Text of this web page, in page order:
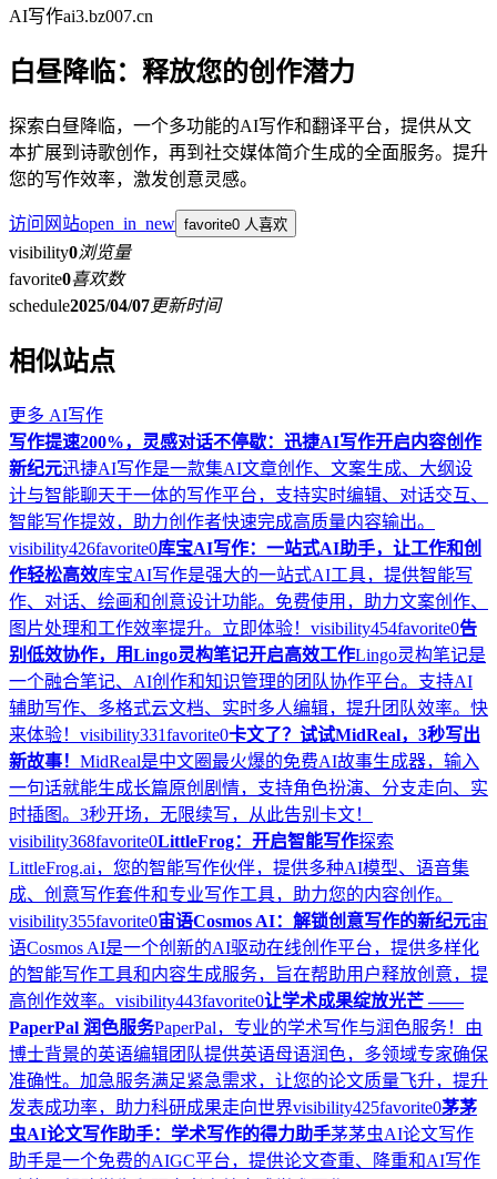
AI写作ai3.bz007.cn
白昼降临：释放您的创作潜力
探索白昼降临，一个多功能的AI写作和翻译平台，提供从文
本扩展到诗歌创作，再到社交媒体简介生成的全面服务。提升
您的写作效率，激发创意灵感。
访问网站open_in_new favorite0 人喜欢
visibility0浏览量
favorite0喜欢数
schedule2025/04/07更新时间
相似站点
更多 AI写作
写作提速200%，灵感对话不停歇：迅捷AI写作开启内容创作
新纪元迅捷AI写作是一款集AI文章创作、文案生成、大纲设
计与智能聊天于一体的写作平台，支持实时编辑、对话交互、
智能写作提效，助力创作者快速完成高质量内容输出。
visibility426favorite0库宝AI写作：一站式AI助手，让工作和创
作轻松高效库宝AI写作是强大的一站式AI工具，提供智能写
作、对话、绘画和创意设计功能。免费使用，助力文案创作、
图片处理和工作效率提升。立即体验！ visibility454favorite0告
别低效协作，用Lingo灵构笔记开启高效工作Lingo灵构笔记是
一个融合笔记、AI创作和知识管理的团队协作平台。支持AI
辅助写作、多格式云文档、实时多人编辑，提升团队效率。快
来体验！ visibility331favorite0卡文了？试试MidReal，3秒写出
新故事！ MidReal是中文圈最火爆的免费AI故事生成器，输入
一句话就能生成长篇原创剧情，支持角色扮演、分支走向、实
时插图。3秒开场，无限续写，从此告别卡文！
visibility368favorite0LittleFrog：开启智能写作探索
LittleFrog.ai，您的智能写作伙伴，提供多种AI模型、语音集
成、创意写作套件和专业写作工具，助力您的内容创作。
visibility355favorite0宙语Cosmos AI：解锁创意写作的新纪元宙
语Cosmos AI是一个创新的AI驱动在线创作平台，提供多样化
的智能写作工具和内容生成服务，旨在帮助用户释放创意，提
高创作效率。 visibility443favorite0让学术成果绽放光芒 ——
PaperPal 润色服务PaperPal，专业的学术写作与润色服务！由
博士背景的英语编辑团队提供英语母语润色，多领域专家确保
准确性。加急服务满足紧急需求，让您的论文质量飞升，提升
发表成功率，助力科研成果走向世界visibility425favorite0茅茅
虫AI论文写作助手：学术写作的得力助手茅茅虫AI论文写作
助手是一个免费的AIGC平台，提供论文查重、降重和AI写作